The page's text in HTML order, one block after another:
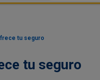
tu seguro
tu seguro